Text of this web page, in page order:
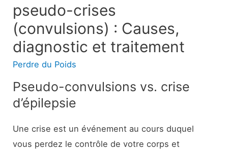
pseudo-crises
(convulsions) : Causes,
diagnostic et traitement
Perdre du Poids
Pseudo-convulsions vs. crise
d’épilepsie
Une crise est un événement au cours duquel
vous perdez le contrôle de votre corps et